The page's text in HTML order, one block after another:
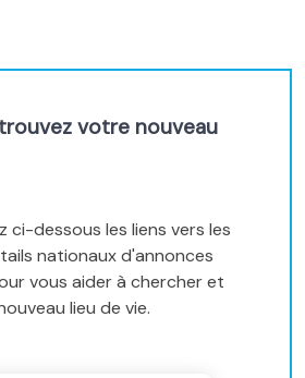
votre nouveau
ci-dessous les liens vers les
nationaux d'annonces
vous aider à chercher et
lieu de vie.